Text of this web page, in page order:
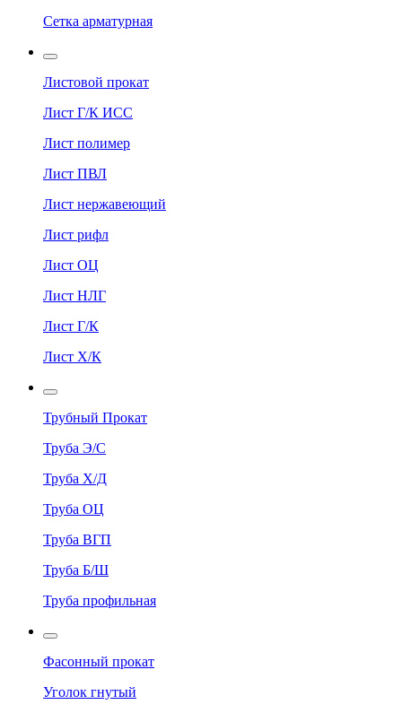
Сетка арматурная
Листовой прокат
Лист Г/К ИСС
Лист полимер
Лист ПВЛ
Лист нержавеющий
Лист рифл
Лист ОЦ
Лист НЛГ
Лист Г/К
Лист Х/К
Трубный Прокат
Труба Э/С
Труба Х/Д
Труба ОЦ
Труба ВГП
Труба Б/Ш
Труба профильная
Фасонный прокат
Уголок гнутый